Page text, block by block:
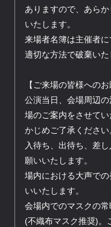
ありますので、あら
いたします。
来場者名簿は主催者に
適切な方法で破棄いた
【ご来場の皆様へのお
公演当日、会場周辺
場のご案内をさせて
かじめご了承ください
入待ち、出待ち、差
願いいたします。
場内における大声で
いいたします。
会場内でのマスクの
(不織布マスク推奨)。